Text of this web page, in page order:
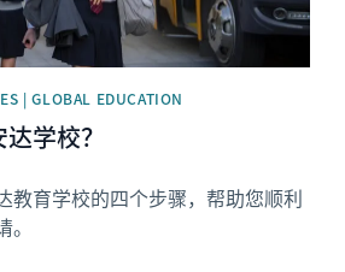
| GLOBAL EDUCATION
学校？
教育学校的四个步骤，帮助您顺利